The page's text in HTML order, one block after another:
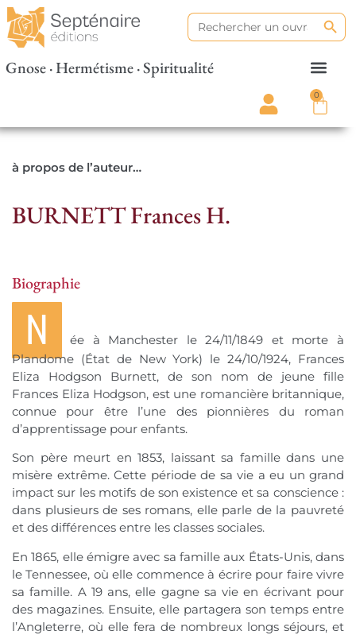
Search
for:
Gnose · Hermétisme · Spiritualité
0
à propos de l’auteur…
BURNETT Frances H.
Biographie
N
ée à Manchester le 24/11/1849 et morte à
Plandome (État de New York) le 24/10/1924, Frances
Eliza Hodgson Burnett, de son nom de jeune fille
Frances Eliza Hodgson, est une romancière britannique,
connue pour être l’une des pionnières du roman
d’apprentissage pour enfants.
Son père meurt en 1853, laissant sa famille dans une
misère extrême. Cette période de sa vie a eu un grand
impact sur les motifs de son existence et sa conscience :
dans plusieurs de ses romans, elle parle de la pauvreté
et des différences entre les classes sociales.
En 1865, elle émigre avec sa famille aux États-Unis, dans
le Tennessee, où elle commence à écrire pour faire vivre
sa famille. A 19 ans, elle gagne sa vie en écrivant pour
des magazines. Ensuite, elle partagera son temps entre
l’Angleterre, où elle fera de nombreux longs séjours, et